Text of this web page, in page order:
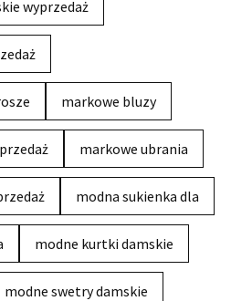
wyprzedaż
markowe bluzy
markowe ubrania
modna sukienka dla
modne kurtki damskie
modne swetry damskie